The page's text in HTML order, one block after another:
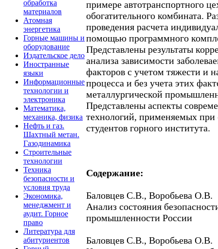
обработка
материалов
Атомная
энергетика
Горные машины и
оборудование
Издательское дело
Иностранные
языки
Информационные
технологии и
электроника
Математика,
механика, физика
Нефть и газ.
Шахтный метан.
Газодинамика
Строительные
технологии
Техника
безопасности и
условия труда
Экономика,
менеджмент и
аудит. Горное
право
Литература для
абитуриентов
примере автотранспортного
обогатительного комбината.
проведения расчета
помощью программного
Представлены результаты
анализа зависимости
факторов с учетом тяжести и
процесса и без учета этих
металлургической
Представлены аспекты
технологий, применяемых
студентов горного института.
Содержание:
Баловцев С.В., Воробьева О.В.
Анализ состояния
промышленности России
Баловцев С.В., Воробьева О.В.